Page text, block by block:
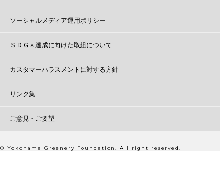
ソーシャルメディア運用ポリシー
ＳＤＧｓ達成に向けた取組について
カスタマーハラスメントに対する方針
リンク集
ご意見・ご要望
© Yokohama Greenery Foundation. All right reserved.